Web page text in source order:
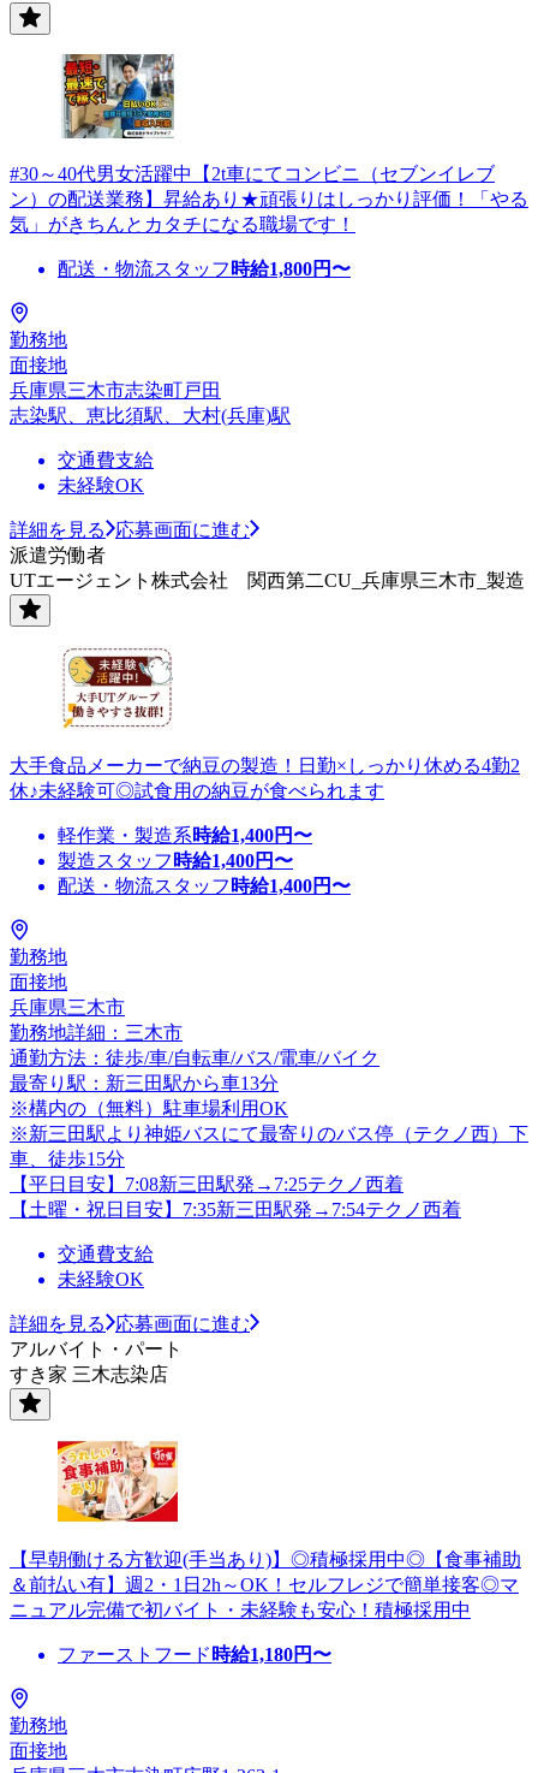
#30～40代男女活躍中【2t車にてコンビニ（セブンイレブ
ン）の配送業務】昇給あり★頑張りはしっかり評価！「やる
気」がきちんとカタチになる職場です！
配送・物流スタッフ 時給1,800円〜
勤務地
面接地
兵庫県三木市志染町戸田
志染駅、恵比須駅、大村(兵庫)駅
交通費支給
未経験OK
詳細を見る
応募画面に進む
派遣労働者
UTエージェント株式会社 関西第二CU_兵庫県三木市_製造
大手食品メーカーで納豆の製造！日勤×しっかり休める4勤2
休♪未経験可◎試食用の納豆が食べられます
軽作業・製造系時給1,400円〜
製造スタッフ 時給1,400円〜
配送・物流スタッフ 時給1,400円〜
勤務地
面接地
兵庫県三木市
勤務地詳細：三木市
通勤方法：徒歩/車/自転車/バス/電車/バイク
最寄り駅：新三田駅から車13分
※構内の（無料）駐車場利用OK
※新三田駅より神姫バスにて最寄りのバス停（テクノ西）下
車、徒歩15分
【平日目安】7:08新三田駅発→7:25テクノ西着
【土曜・祝日目安】7:35新三田駅発→7:54テクノ西着
交通費支給
未経験OK
詳細を見る
応募画面に進む
アルバイト・パート
すき家 三木志染店
【早朝働ける方歓迎(手当あり)】◎積極採用中◎【食事補助
＆前払い有】週2・1日2h～OK！セルフレジで簡単接客◎マ
ニュアル完備で初バイト・未経験も安心！積極採用中
ファーストフード 時給1,180円〜
勤務地
面接地